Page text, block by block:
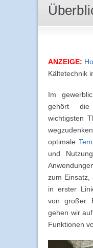
ANZEIGE:
Kältetechnik
Im
gehört
wichtigsten
optimale
und
zum Einsatz,
in erster
von großer
gehen wir
Funktionen